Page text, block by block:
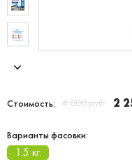
Стоимость: 4 000 руб. 2
Варианты фасовки:
1.5 кг.